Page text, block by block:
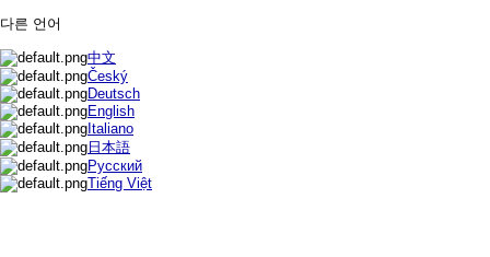
다른 언어
中文
Český
Deutsch
English
Italiano
日本語
Русский
Tiếng Việt